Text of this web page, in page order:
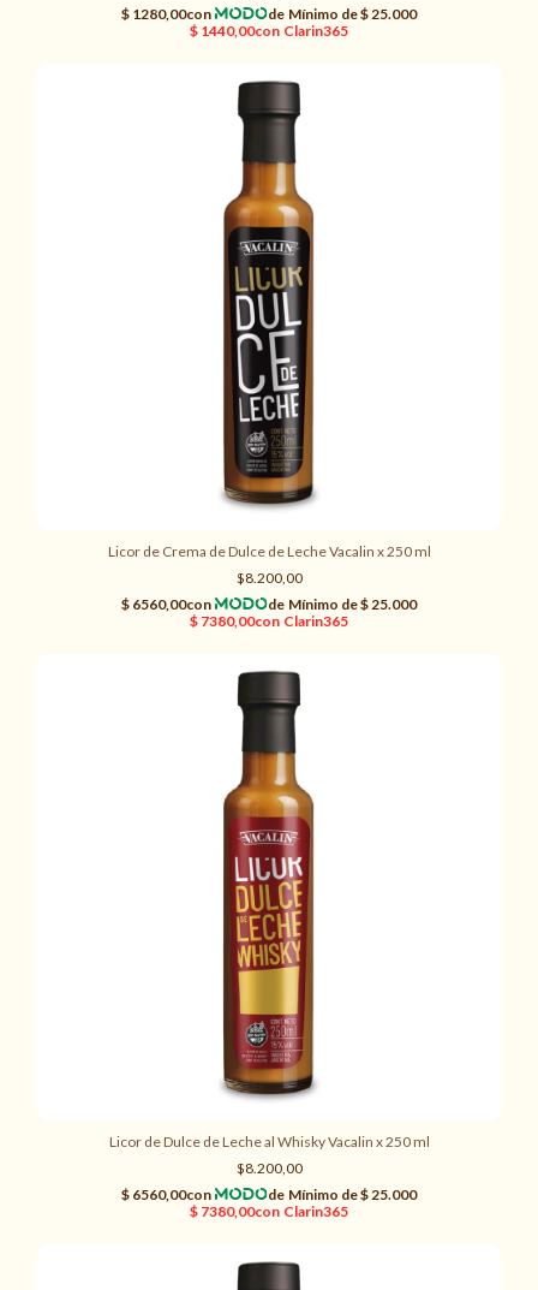
Licor de Crema de Dulce de Leche Vacalin x 250 ml
$8.200,00
Licor de Dulce de Leche al Whisky Vacalin x 250 ml
$8.200,00